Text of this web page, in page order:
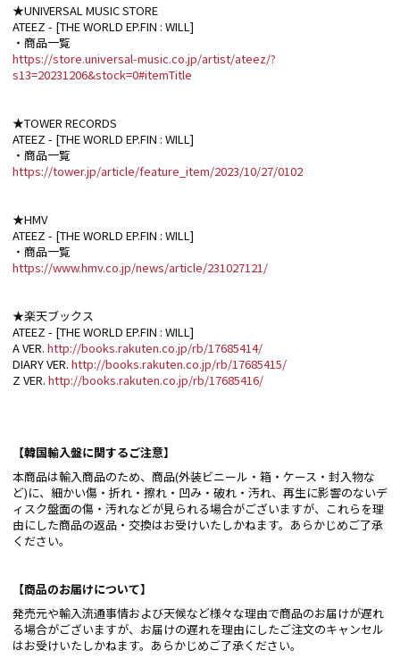
★UNIVERSAL MUSIC STORE
ATEEZ - [THE WORLD EP.FIN : WILL]
・商品一覧
https://store.universal-music.co.jp/artist/ateez/?
s13=20231206&stock=0#itemTitle
★TOWER RECORDS
ATEEZ - [THE WORLD EP.FIN : WILL]
・商品一覧
https://tower.jp/article/feature_item/2023/10/27/0102
★HMV
ATEEZ - [THE WORLD EP.FIN : WILL]
・商品一覧
https://www.hmv.co.jp/news/article/231027121/
★楽天ブックス
ATEEZ - [THE WORLD EP.FIN : WILL]
A VER. http://books.rakuten.co.jp/rb/17685414/
DIARY VER. http://books.rakuten.co.jp/rb/17685415/
Z VER. http://books.rakuten.co.jp/rb/17685416/
【韓国輸入盤に関するご注意】
本商品は輸入商品のため、商品(外装ビニール・箱・ケース・封入物な
ど)に、細かい傷・折れ・擦れ・凹み・破れ・汚れ、再生に影響のないデ
ィスク盤面の傷・汚れなどが見られる場合がございますが、これらを理
由にした商品の返品・交換はお受けいたしかねます。あらかじめご了承
ください。
【商品のお届けについて】
発売元や輸入流通事情および天候など様々な理由で商品のお届けが遅れ
る場合がございますが、お届けの遅れを理由にしたご注文のキャンセル
はお受けいたしかねます。あらかじめご了承ください。